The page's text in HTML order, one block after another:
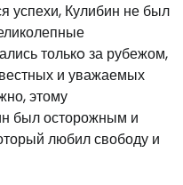
успехи, Кулибин не был
толькo за рубежом,
и уважаемых
этому
был осторожным и
любил свободу и